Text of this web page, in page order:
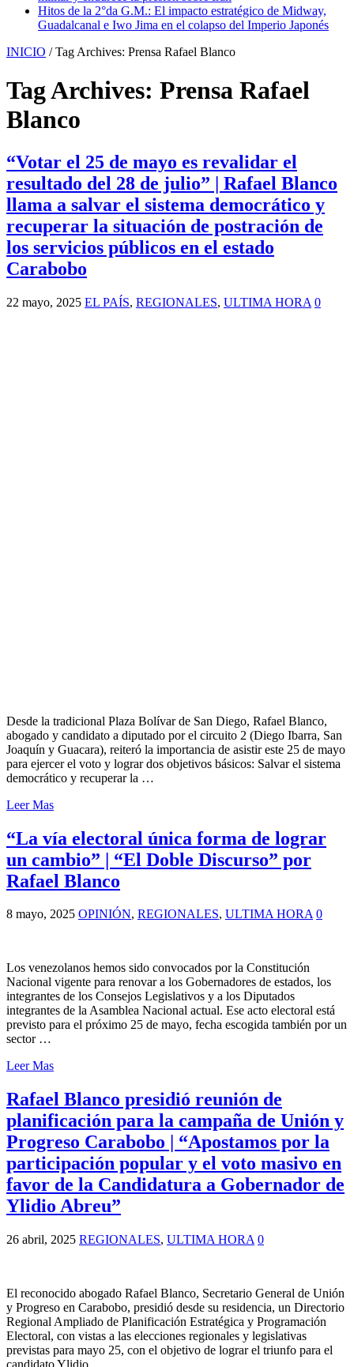
Hitos de la 2°da G.M.: El impacto estratégico de Midway,
Guadalcanal e Iwo Jima en el colapso del Imperio Japonés
INICIO / Tag Archives: Prensa Rafael Blanco
Tag Archives: Prensa Rafael
Blanco
“Votar el 25 de mayo es revalidar el
resultado del 28 de julio” | Rafael Blanco
llama a salvar el sistema democrático y
recuperar la situación de postración de
los servicios públicos en el estado
Carabobo
22 mayo, 2025 EL PAÍS, REGIONALES, ULTIMA HORA 0
Desde la tradicional Plaza Bolívar de San Diego, Rafael Blanco,
abogado y candidato a diputado por el circuito 2 (Diego Ibarra, San
Joaquín y Guacara), reiteró la importancia de asistir este 25 de mayo
para ejercer el voto y lograr dos objetivos básicos: Salvar el sistema
democrático y recuperar la …
Leer Mas
“La vía electoral única forma de lograr
un cambio” | “El Doble Discurso” por
Rafael Blanco
8 mayo, 2025 OPINIÓN, REGIONALES, ULTIMA HORA 0
Los venezolanos hemos sido convocados por la Constitución
Nacional vigente para renovar a los Gobernadores de estados, los
integrantes de los Consejos Legislativos y a los Diputados
integrantes de la Asamblea Nacional actual. Ese acto electoral está
previsto para el próximo 25 de mayo, fecha escogida también por un
sector …
Leer Mas
Rafael Blanco presidió reunión de
planificación para la campaña de Unión y
Progreso Carabobo | “Apostamos por la
participación popular y el voto masivo en
favor de la Candidatura a Gobernador de
Ylidio Abreu”
26 abril, 2025 REGIONALES, ULTIMA HORA 0
El reconocido abogado Rafael Blanco, Secretario General de Unión
y Progreso en Carabobo, presidió desde su residencia, un Directorio
Regional Ampliado de Planificación Estratégica y Programación
Electoral, con vistas a las elecciones regionales y legislativas
previstas para mayo 25, con el objetivo de lograr el triunfo para el